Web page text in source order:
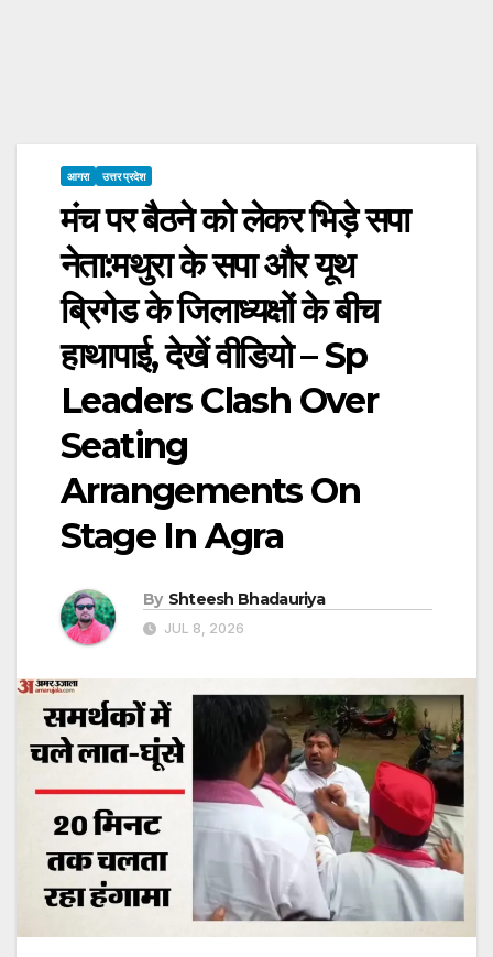
आगरा उत्तर प्रदेश
मंच पर बैठने को लेकर भिड़े सपा
नेता:मथुरा के सपा और यूथ
ब्रिगेड के जिलाध्यक्षों के बीच
हाथापाई, देखें वीडियो – Sp
Leaders Clash Over
Seating
Arrangements On
Stage In Agra
By Shteesh Bhadauriya
JUL 8, 2026